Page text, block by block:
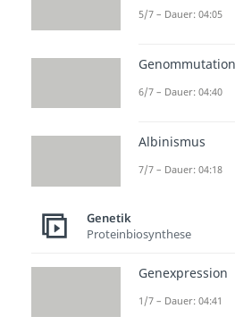
Promotor
allgemeinen
eine Rolle.
Promotor
auch die RNA-
binden und
beginnen.
Vor dem
außerdem
.
seltener
5/7 – Dauer: 04:05
Genommutation
6/7 – Dauer: 04:40
Albinismus
7/7 – Dauer: 04:18
Genetik
Proteinbiosynthese
Genexpression
1/7 – Dauer: 04:41